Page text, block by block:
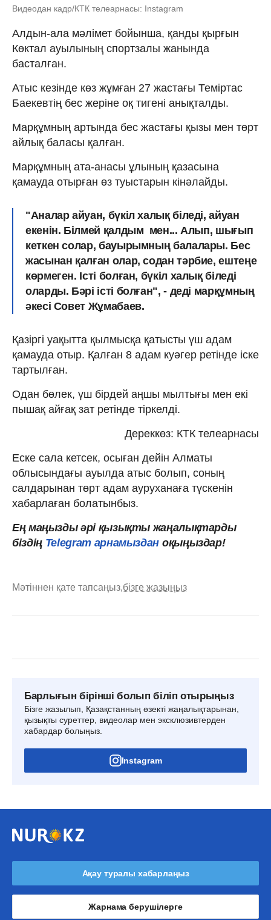
Видеодан кадр/КТК телеарнасы: Instagram
Алдын-ала мәлімет бойынша, қанды қырғын
Көктал ауылының спортзалы жанында
басталған.
Атыс кезінде көз жұмған 27 жастағы Теміртас
Баекевтің бес жеріне оқ тигені анықталды.
Марқұмның артында бес жастағы қызы мен төрт
айлық баласы қалған.
Марқұмның ата-анасы ұлының қазасына
қамауда отырған өз туыстарын кінәлайды.
"Аналар айуан, бүкіл халық біледі, айуан
екенін. Білмей қалдым мен... Алып, шығып
кеткен солар, бауырымның балалары. Бес
жасынан қалған олар, содан тәрбие, ештеңе
көрмеген. Істі болған, бүкіл халық біледі
оларды. Бәрі істі болған", - деді марқұмның
әкесі Совет Жұмабаев.
Қазіргі уақытта қылмысқа қатысты үш адам
қамауда отыр. Қалған 8 адам куәгер ретінде іске
тартылған.
Одан бөлек, үш бірдей аңшы мылтығы мен екі
пышақ айғақ зат ретінде тіркелді.
Дереккөз: КТК телеарнасы
Еске сала кетсек, осыған дейін Алматы
облысындағы ауылда атыс болып, соның
салдарынан төрт адам ауруханаға түскенін
хабарлаған болатынбыз.
Ең маңызды әрі қызықты жаңалықтарды
біздің Telegram арнамыздан оқыңыздар!
Мәтіннен қате тапсаңыз,бізге жазыңыз
Барлығын бірінші болып біліп отырыңыз
Бізге жазылып, Қазақстанның өзекті жаңалықтарынан,
қызықты суреттер, видеолар мен эксклюзивтерден
хабардар болыңыз.
Instagram
Ақау туралы хабарлаңыз
Жарнама берушілерге